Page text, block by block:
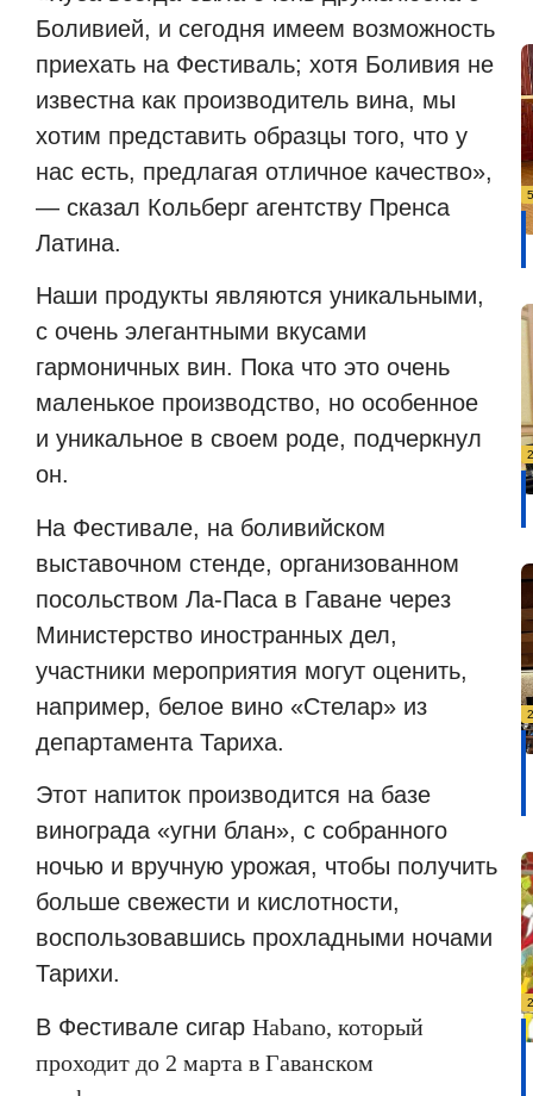
Боливией, и сегодня имеем возможность
приехать на Фестиваль; хотя Боливия не
известна как производитель вина, мы
хотим представить образцы того, что у
нас есть, предлагая отличное качество»,
— сказал Кольберг агентству Пренса
Латина.
Наши продукты являются уникальными,
с очень элегантными вкусами
гармоничных вин. Пока что это очень
маленькое производство, но особенное
и уникальное в своем роде, подчеркнул
он.
На Фестивале, на боливийском
выставочном стенде, организованном
посольством Ла-Паса в Гаване через
Министерство иностранных дел,
участники мероприятия могут оценить,
например, белое вино «Стелар» из
департамента Тариха.
Этот напиток производится на базе
винограда «угни блан», с собранного
ночью и вручную урожая, чтобы получить
больше свежести и кислотности,
воспользовавшись прохладными ночами
Тарихи.
В Фестивале сигар Habano, который
проходит до 2 марта в Гаванском